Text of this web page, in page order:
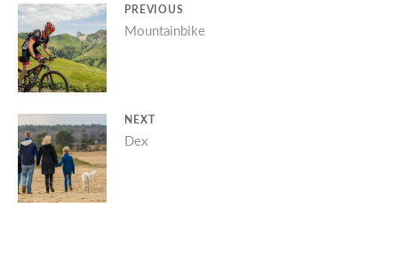
BERICHT
NAVIGATIE
PREVIOUS
Previous
post:
Mountainbike
NEXT
Next
post:
Dex